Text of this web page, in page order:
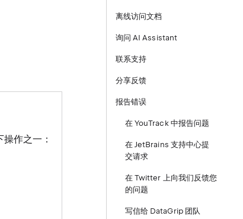
作之一：
离线访问文档
询问 AI Assistant
联系支持
分享反馈
报告错误
在 YouTrack 中报告问题
在 JetBrains 支持中心提
交请求
在 Twitter 上向我们反馈您
的问题
写信给 DataGrip 团队